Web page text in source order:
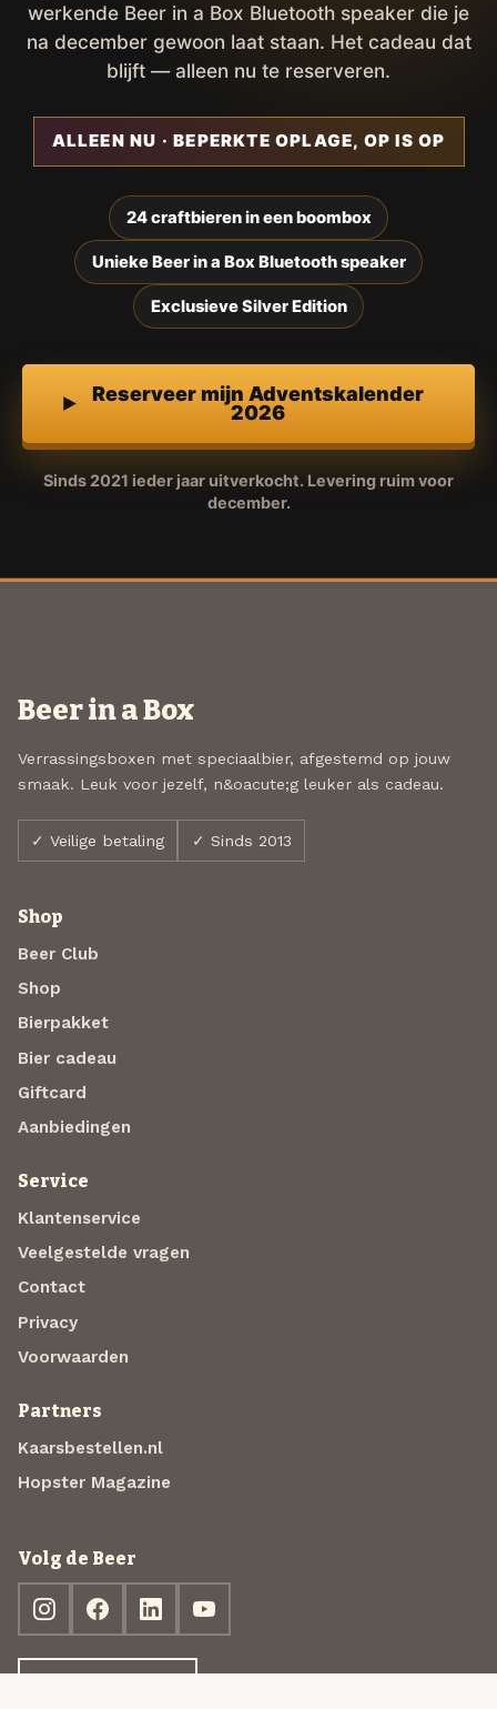
werkende Beer in a Box Bluetooth speaker die je
na december gewoon laat staan. Het cadeau dat
blijft — alleen nu te reserveren.
ALLEEN NU · BEPERKTE OPLAGE, OP IS OP
24 craftbieren in een boombox
Unieke Beer in a Box Bluetooth speaker
Exclusieve Silver Edition
Reserveer mijn Adventskalender
2026
Sinds 2021 ieder jaar uitverkocht. Levering ruim voor
december.
Beer in a Box
Verrassingsboxen met speciaalbier, afgestemd op jouw
smaak. Leuk voor jezelf, n&oacute;g leuker als cadeau.
✓ Veilige betaling ✓ Sinds 2013
Shop
Beer Club
Shop
Bierpakket
Bier cadeau
Giftcard
Aanbiedingen
Service
Klantenservice
Veelgestelde vragen
Contact
Privacy
Voorwaarden
Partners
Kaarsbestellen.nl
Hopster Magazine
Volg de Beer